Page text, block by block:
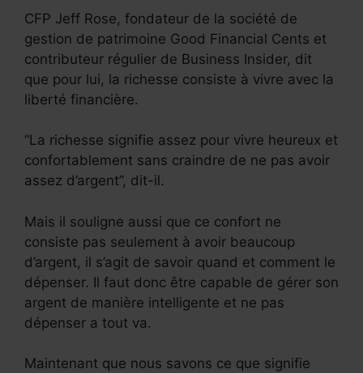
CFP Jeff Rose, fondateur de la société de
gestion de patrimoine Good Financial Cents et
contributeur régulier de Business Insider, dit
que pour lui, la richesse consiste à vivre avec la
liberté financière.
“La richesse signifie assez pour vivre heureux et
confortablement sans craindre de ne pas avoir
assez d’argent”, dit-il.
Mais il souligne aussi que ce confort ne
consiste pas seulement à avoir beaucoup
d’argent, il s’agit de savoir quand et comment le
dépenser. Il faut donc être capable de gérer son
argent de manière intelligente et ne pas
dépenser a tout va.
Maintenant que nous savons ce que signifie